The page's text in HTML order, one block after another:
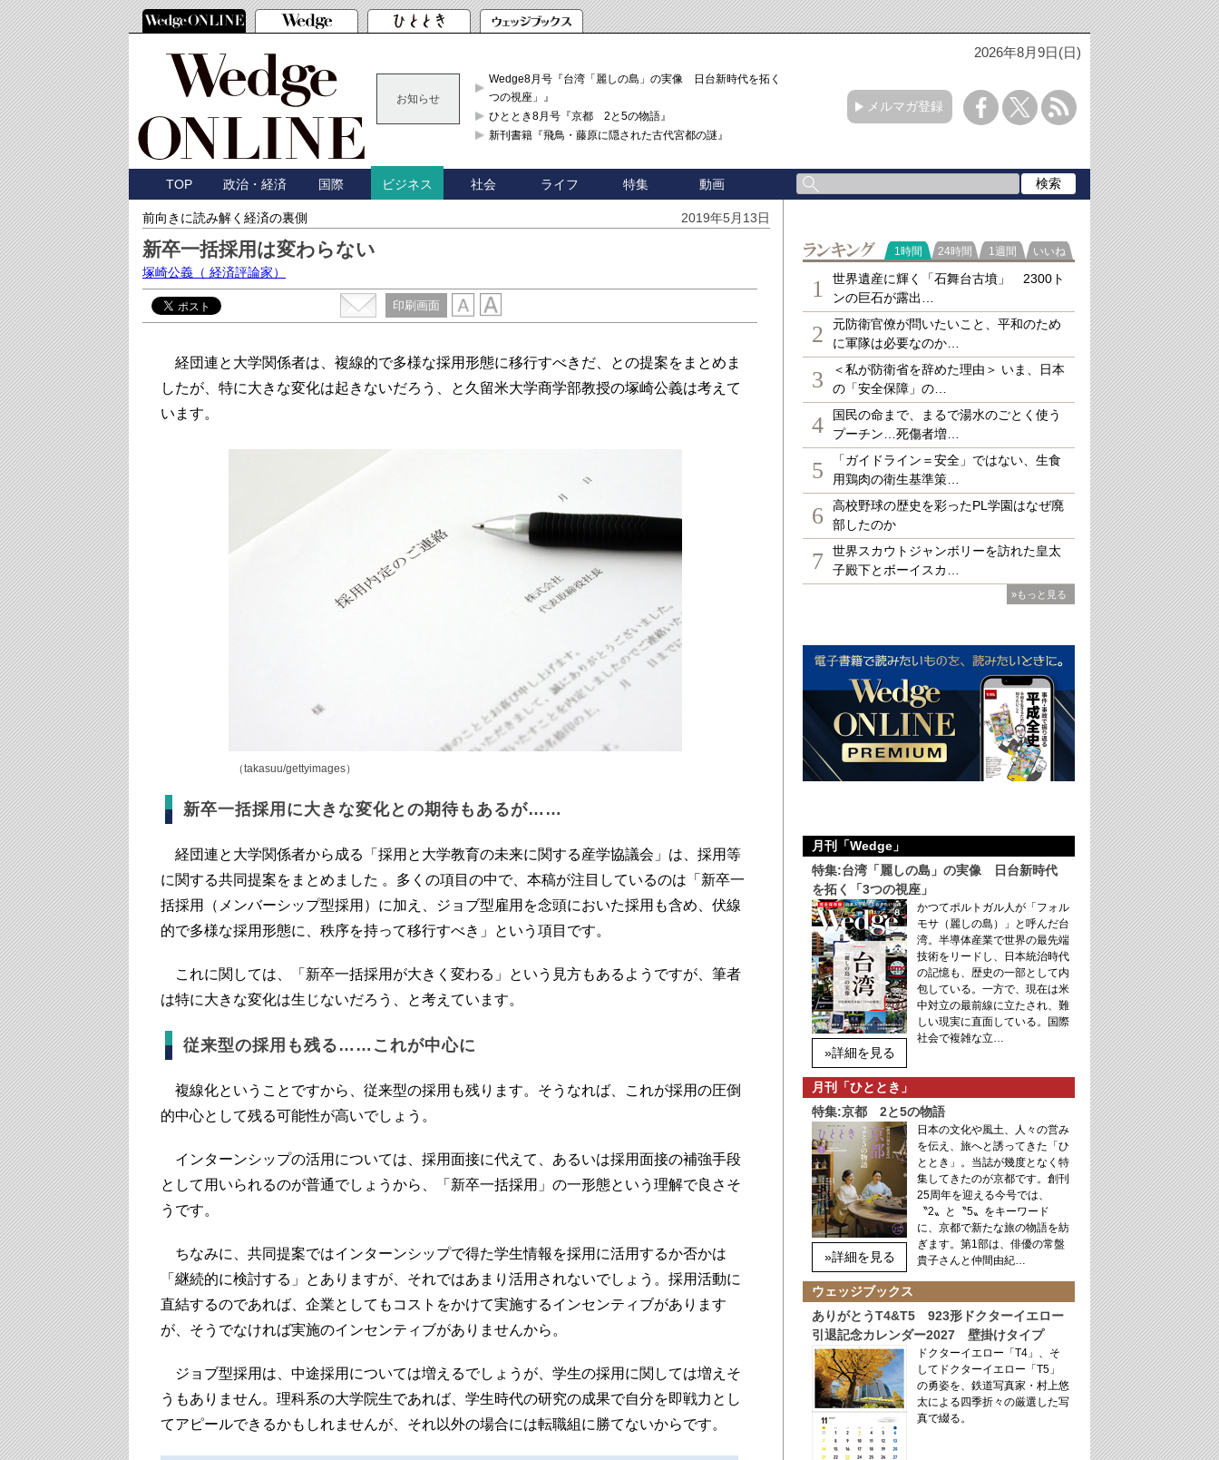
2026年8月9日(日)
お知らせ
Wedge8月号『台湾「麗しの島」の実像 日台新時代を拓く「3
つの視座」』
ひととき8月号『京都 2と5の物語』
新刊書籍『飛鳥・藤原に隠された古代宮都の謎』
メルマガ登録
TOP 政治・経済 国際 ビジネス 社会 ライフ 特集 動画
前向きに読み解く経済の裏側 2019年5月13日
新卒一括採用は変わらない
塚崎公義 （ 経済評論家）
印刷画面
経団連と大学関係者は、複線的で多様な採用形態に移行すべきだ、との提案をまとめま
したが、特に大きな変化は起きないだろう、と久留米大学商学部教授の塚崎公義は考えて
います。
（takasuu/gettyimages）
新卒一括採用に大きな変化との期待もあるが……
経団連と大学関係者から成る「採用と大学教育の未来に関する産学協議会」は、採用等
に関する共同提案をまとめました 。多くの項目の中で、本稿が注目しているのは「新卒一
括採用（メンバーシップ型採用）に加え、ジョブ型雇用を念頭においた採用も含め、伏線
的で多様な採用形態に、秩序を持って移行すべき」という項目です。
これに関しては、「新卒一括採用が大きく変わる」という見方もあるようですが、筆者
は特に大きな変化は生じないだろう、と考えています。
従来型の採用も残る……これが中心に
複線化ということですから、従来型の採用も残ります。そうなれば、これが採用の圧倒
的中心として残る可能性が高いでしょう。
インターンシップの活用については、採用面接に代えて、あるいは採用面接の補強手段
として用いられるのが普通でしょうから、「新卒一括採用」の一形態という理解で良さそ
うです。
ちなみに、共同提案ではインターンシップで得た学生情報を採用に活用するか否かは
「継続的に検討する」とありますが、それではあまり活用されないでしょう。採用活動に
直結するのであれば、企業としてもコストをかけて実施するインセンティブがあります
が、そうでなければ実施のインセンティブがありませんから。
ジョブ型採用は、中途採用については増えるでしょうが、学生の採用に関しては増えそ
うもありません。理科系の大学院生であれば、学生時代の研究の成果で自分を即戦力とし
てアピールできるかもしれませんが、それ以外の場合には転職組に勝てないからです。
ランキング
1時間 24時間 1週間 いいね
1
世界遺産に輝く「石舞台古墳」 2300ト
ンの巨石が露出…
2
元防衛官僚が問いたいこと、平和のため
に軍隊は必要なのか…
3
＜私が防衛省を辞めた理由＞ いま、日本
の「安全保障」の…
4
国民の命まで、まるで湯水のごとく使う
プーチン…死傷者増…
5
「ガイドライン＝安全」ではない、生食
用鶏肉の衛生基準策…
6
高校野球の歴史を彩ったPL学園はなぜ廃
部したのか
7
世界スカウトジャンボリーを訪れた皇太
子殿下とボーイスカ…
»もっと見る
月刊「Wedge」
特集:台湾「麗しの島」の実像 日台新時代
を拓く「3つの視座」
»詳細を見る
かつてポルトガル人が「フォル
モサ（麗しの島）」と呼んだ台
湾。半導体産業で世界の最先端
技術をリードし、日本統治時代
の記憶も、歴史の一部として内
包している。一方で、現在は米
中対立の最前線に立たされ、難
しい現実に直面している。国際
社会で複雑な立…
月刊「ひととき」
特集:京都 2と5の物語
»詳細を見る
日本の文化や風土、人々の営み
を伝え、旅へと誘ってきた「ひ
ととき」。当誌が幾度となく特
集してきたのが京都です。創刊
25周年を迎える今号では、
〝2〟と〝5〟をキーワード
に、京都で新たな旅の物語を紡
ぎます。第1部は、俳優の常盤
貴子さんと仲間由紀…
ウェッジブックス
ありがとうT4&T5 923形ドクターイエロー
引退記念カレンダー2027 壁掛けタイプ
ドクターイエロー「T4」、そ
してドクターイエロー「T5」
の勇姿を、鉄道写真家・村上悠
太による四季折々の厳選した写
真で綴る。